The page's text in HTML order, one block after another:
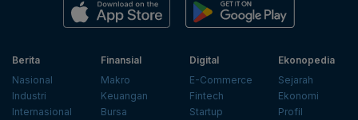
Berita
Nasional
Industri
Internasional
Finansial
Makro
Keuangan
Bursa
Digital
E-Commerce
Fintech
Startup
Ekonopedia
Sejarah
Ekonomi
Profil